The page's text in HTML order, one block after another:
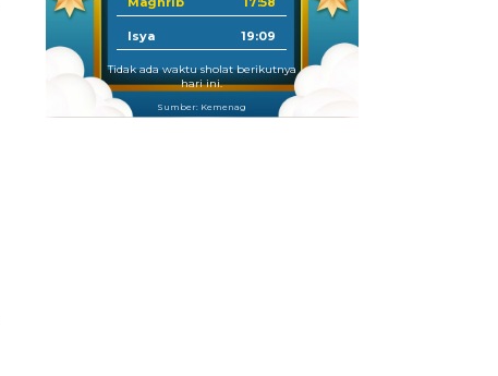
Isya 19:09
Tidak ada waktu sholat berikutnya
hari ini.
Sumber: Kemenag